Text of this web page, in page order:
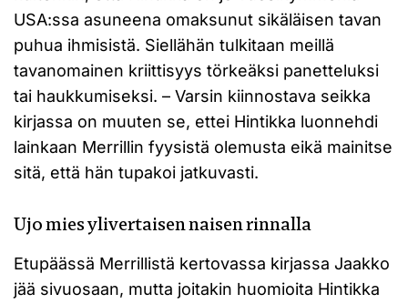
USA:ssa asuneena omaksunut sikäläisen tavan
puhua ihmisistä. Siellähän tulkitaan meillä
tavanomainen kriittisyys törkeäksi panetteluksi
tai haukkumiseksi. – Varsin kiinnostava seikka
kirjassa on muuten se, ettei Hintikka luonnehdi
lainkaan Merrillin fyysistä olemusta eikä mainitse
sitä, että hän tupakoi jatkuvasti.
Ujo mies ylivertaisen naisen rinnalla
Etupäässä Merrillistä kertovassa kirjassa Jaakko
jää sivuosaan, mutta joitakin huomioita Hintikka